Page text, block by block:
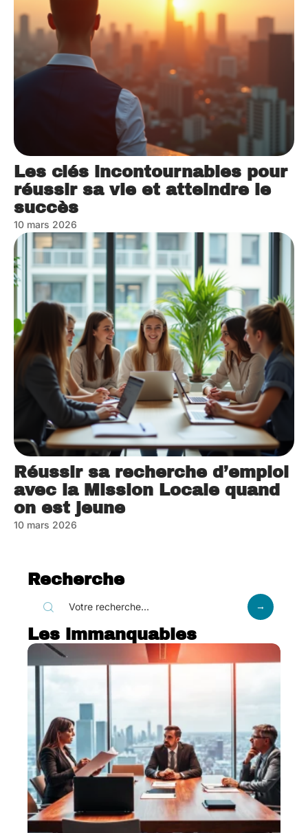
Les clés incontournables pour
réussir sa vie et atteindre le
succès
10 mars 2026
Réussir sa recherche d’emploi
avec la Mission Locale quand
on est jeune
10 mars 2026
Recherche
Les immanquables